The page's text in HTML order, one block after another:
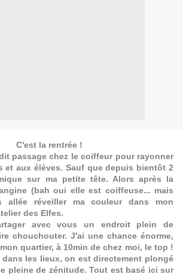
C'est la rentrée !
passage chez le coiffeur pour rayonner
et aux élèves. Sauf que depuis bientôt 2
sur ma petite tête. Alors après la
(bah oui elle est coiffeuse... mais
réveiller ma couleur dans mon
des Elfes.
avec vous un endroit plein de
chouchouter. J'ai une chance énorme,
quartier, à 10min de chez moi, le top !
les lieux, on est directement plongé
pleine de zénitude. Tout est basé ici sur